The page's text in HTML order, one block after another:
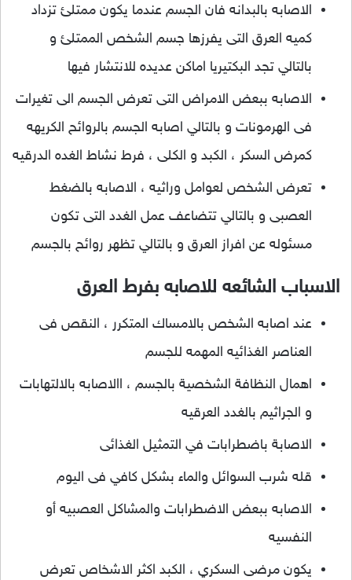
الاصابه بالبدانه فان الجسم عندما يكون ممتلئ تزداد
كميه العرق التى يفرزها جسم الشخص الممتلئ و
بالتالي تجد البكتيريا اماكن عديده للانتشار فيها
الاصابه ببعض الامراض التى تعرض الجسم الى تغيرات
فى الهرمونات و بالتالي اصابه الجسم بالروائح الكريهه
كمرض السكر ، الكبد و الكلى ، فرط نشاط الغده الدرقيه
تعرض الشخص لعوامل وراثيه ، الاصابه بالضغط
العصبى و بالتالي تتضاعف عمل الغدد التى تكون
مسئوله عن افراز العرق و بالتالي تظهر روائح بالجسم
الاسباب الشائعه للاصابه بفرط العرق
عند اصابه الشخص بالامساك المتكرر ، النقص فى
العناصر الغذائيه المهمه للجسم
اهمال النظافة الشخصية بالجسم ، االاصابه بالالتهابات
و الجراثيم بالغدد العرقيه
الاصابة باضطرابات في التمثيل الغذائى
قله شرب السوائل والماء بشكل كافي فى اليوم
الاصابه ببعض الاضطرابات والمشاكل العصبيه أو
النفسيه
يكون مرضى السكري ، الكبد اكثر الاشخاص تعرض